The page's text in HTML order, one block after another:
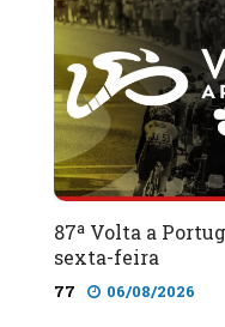
87ª Volta a
sexta-feira
77 06/08/2026